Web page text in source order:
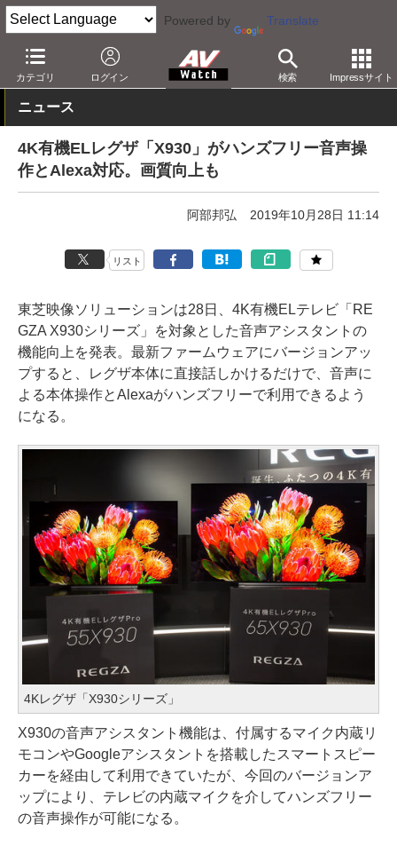
Powered by Translate
カテゴリ ログイン 検索 Impressサイト
AV Watch 製品 テレビ 東芝
ニュース
4K有機ELレグザ「X930」がハンズフリー音声操
作とAlexa対応。画質向上も
阿部邦弘 2019年10月28日 11:14
リスト
東芝映像ソリューションは28日、4K有機ELテレビ「RE
GZA X930シリーズ」を対象とした音声アシスタントの
機能向上を発表。最新ファームウェアにバージョンアッ
プすると、レグザ本体に直接話しかけるだけで、音声に
よる本体操作とAlexaがハンズフリーで利用できるよう
になる。
4Kレグザ「X930シリーズ」
X930の音声アシスタント機能は、付属するマイク内蔵リ
モコンやGoogleアシスタントを搭載したスマートスピー
カーを経由して利用できていたが、今回のバージョンア
ップにより、テレビの内蔵マイクを介してハンズフリー
の音声操作が可能になる。